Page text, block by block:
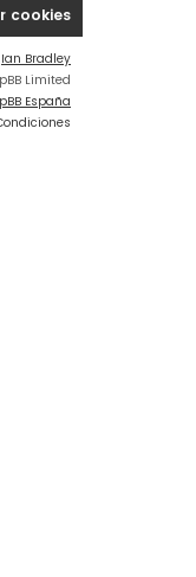
cookies
Ian Bradley
Limited
España